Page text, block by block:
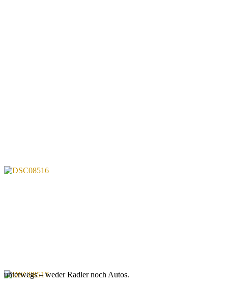
unterwegs – weder Radler noch Autos.